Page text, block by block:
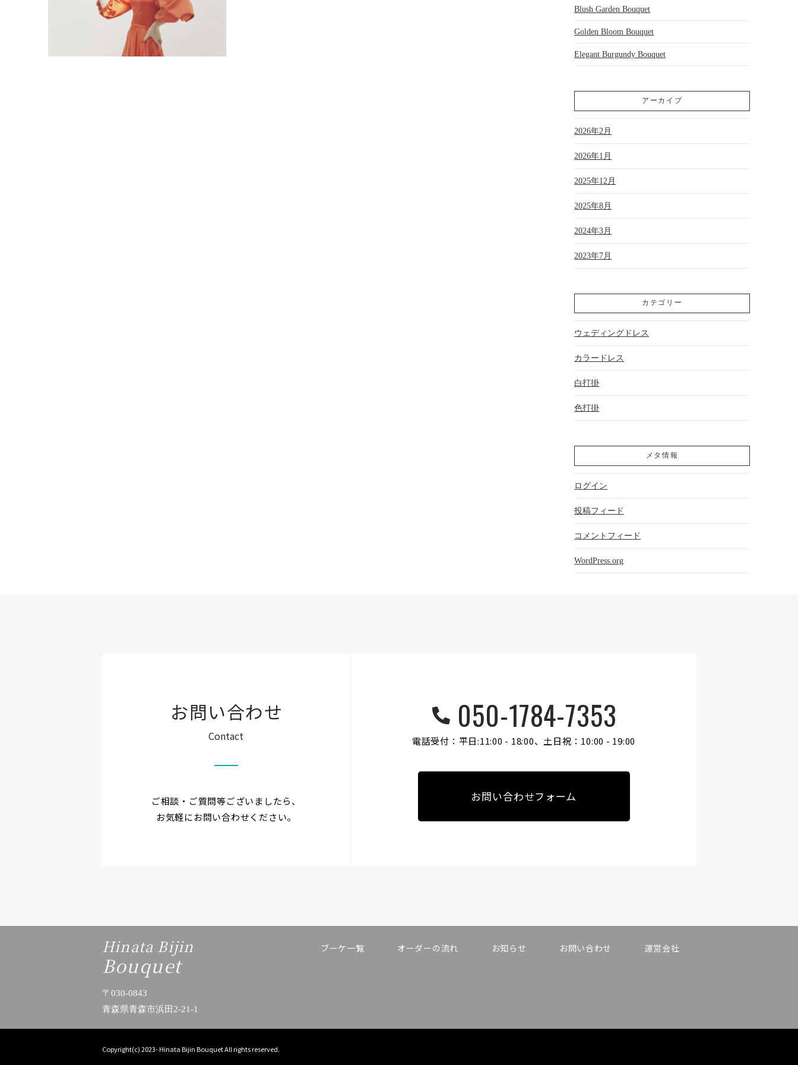
Blush Garden Bouquet
Golden Bloom Bouquet
Elegant Burgundy Bouquet
アーカイブ
2026年2月
2026年1月
2025年12月
2025年8月
2024年3月
2023年7月
カテゴリー
ウェディングドレス
カラードレス
白打掛
色打掛
メタ情報
ログイン
投稿フィード
コメントフィード
WordPress.org
お問い合わせ
Contact
ご相談・ご質問等ございましたら、
お気軽にお問い合わせください。
050-1784-7353
電話受付：平日:11:00 - 18:00、土日祝：10:00 - 19:00
お問い合わせフォーム
Hinata Bijin
Bouquet
〒030-0843
青森県青森市浜田2-21-1
ブーケ一覧 オーダーの流れ お知らせ お問い合わせ 運営会社
Copyright(c) 2023- Hinata Bijin Bouquet All rights reserved.